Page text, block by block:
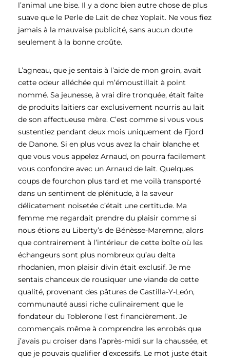
l’animal une bise. Il y a donc bien autre chose de plus
suave que le Perle de Lait de chez Yoplait. Ne vous fiez
jamais à la mauvaise publicité, sans aucun doute
seulement à la bonne croûte.
L’agneau, que je sentais à l’aide de mon groin, avait
cette odeur alléchée qui m’émoustillait à point
nommé. Sa jeunesse, à vrai dire tronquée, était faite
de produits laitiers car exclusivement nourris au lait
de son affectueuse mère. C’est comme si vous vous
sustentiez pendant deux mois uniquement de Fjord
de Danone. Si en plus vous avez la chair blanche et
que vous vous appelez Arnaud, on pourra facilement
vous confondre avec un Arnaud de lait. Quelques
coups de fourchon plus tard et me voilà transporté
dans un sentiment de plénitude, à la saveur
délicatement noisetée c’était une certitude. Ma
femme me regardait prendre du plaisir comme si
nous étions au Liberty’s de Bénèsse-Maremne, alors
que contrairement à l’intérieur de cette boîte où les
échangeurs sont plus nombreux qu’au delta
rhodanien, mon plaisir divin était exclusif. Je me
sentais chanceux de rousiquer une viande de cette
qualité, provenant des pâtures de Castilla-Y-León,
communauté aussi riche culinairement que le
fondateur du Toblerone l’est financièrement. Je
commençais même à comprendre les enrobés que
j’avais pu croiser dans l’après-midi sur la chaussée, et
que je pouvais qualifier d’excessifs. Le mot juste était